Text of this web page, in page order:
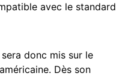
avec le standard
donc mis sur le
Dès son